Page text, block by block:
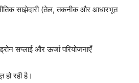
साझेदारी (तेल, तकनीक और आधारभूत
सप्लाई और ऊर्जा परियोजनाएँ
रही है।